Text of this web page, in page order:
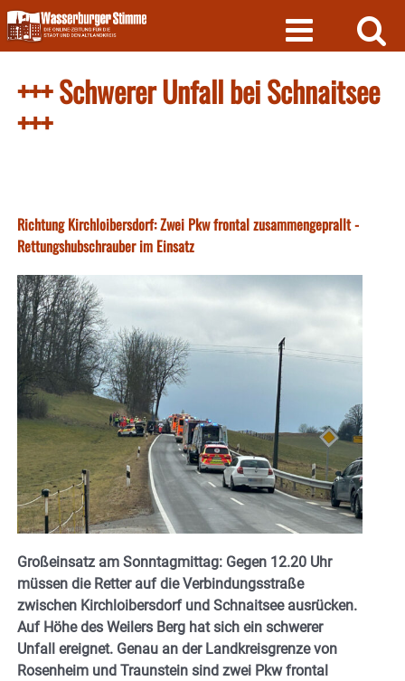
Skip
to
content
+++ Schwerer Unfall bei Schnaitsee
+++
Richtung Kirchloibersdorf: Zwei Pkw frontal zusammengeprallt -
Rettungshubschrauber im Einsatz
Großeinsatz am Sonntagmittag: Gegen 12.20 Uhr
müssen die Retter auf die Verbindungsstraße
zwischen Kirchloibersdorf und Schnaitsee ausrücken.
Auf Höhe des Weilers Berg hat sich ein schwerer
Unfall ereignet. Genau an der Landkreisgrenze von
Rosenheim und Traunstein sind zwei Pkw frontal